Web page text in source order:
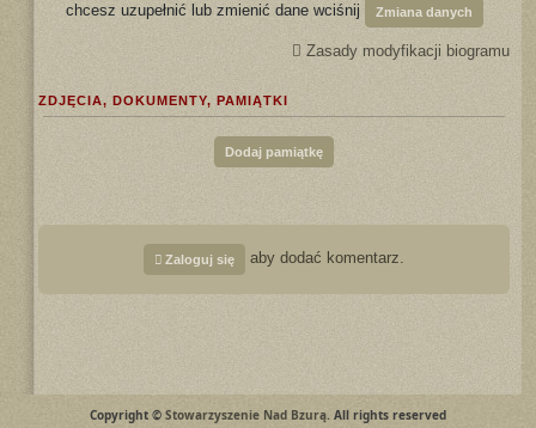
chcesz uzupełnić lub zmienić dane wciśnij
Zmiana danych
Zasady modyfikacji biogramu
ZDJĘCIA, DOKUMENTY, PAMIĄTKI
Dodaj pamiątkę
Zaloguj się aby dodać komentarz.
Copyright © Stowarzyszenie Nad Bzurą. All rights reserved